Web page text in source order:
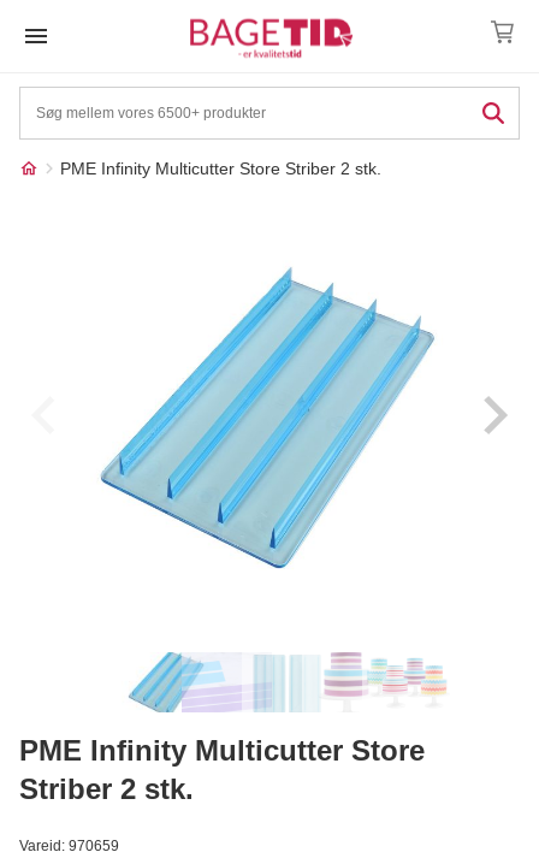
PME Infinity Multicutter Store Striber 2 stk.
disse produkter have din
Apple aroma superkoncentreret 3,7 ml
Læg i kurv
PME Infinity Multicutter Store
Striber 2 stk.
Vareid: 970659